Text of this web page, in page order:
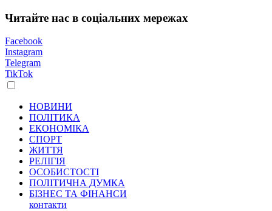
Читайте нас в соціальних мережах
Facebook
Instagram
Telegram
TikTok
НОВИНИ
ПОЛІТИКА
ЕКОНОМІКА
СПОРТ
ЖИТТЯ
РЕЛІГІЯ
ОСОБИСТОСТІ
ПОЛІТИЧНА ДУМКА
БІЗНЕС ТА ФІНАНСИ
контакти